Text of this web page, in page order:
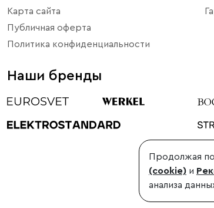
Карта сайта
Публичная оферта
Политика конфиденциальности
Наши бренды
©1998-2026, Minimir.ru – официальный интернет-
Использование материалов сайта без
Продолжая
(cookie) и
анализа